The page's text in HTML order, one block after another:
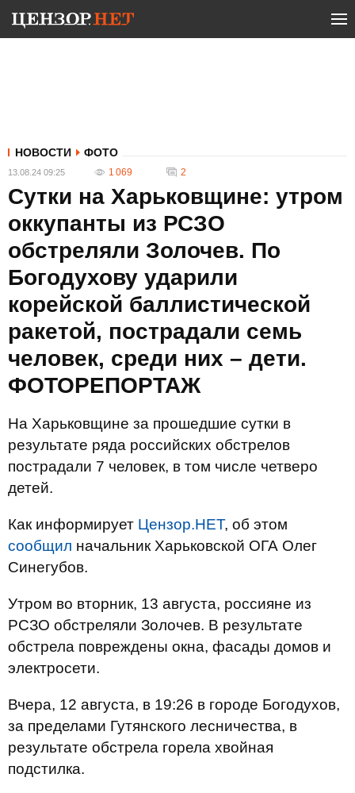
НОВОСТИ ФОТО
13.08.24 09:25 1 069 2
Сутки на Харьковщине: утром
оккупанты из РСЗО
обстреляли Золочев. По
Богодухову ударили
корейской баллистической
ракетой, пострадали семь
человек, среди них – дети.
ФОТОРЕПОРТАЖ
На Харьковщине за прошедшие сутки в
результате ряда российских обстрелов
пострадали 7 человек, в том числе четверо
детей.
Как информирует Цензор.НЕТ, об этом
сообщил начальник Харьковской ОГА Олег
Синегубов.
Утром во вторник, 13 августа, россияне из
РСЗО обстреляли Золочев. В результате
обстрела повреждены окна, фасады домов и
электросети.
Вчера, 12 августа, в 19:26 в городе Богодухов,
за пределами Гутянского лесничества, в
результате обстрела горела хвойная
подстилка.